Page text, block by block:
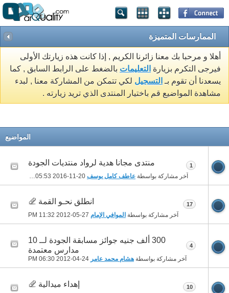
الممارسات المتميزة
أهلا و مرحبا بك معنا زائرنا الكريم , إذا كانت هذه زيارتك الأولى
فيرجى التكرم بزيارة التعليمات بالضغط على الرابط السابق , كما
يسعدنا أن تقوم بـ التسجيل لكي تتمكن من المشاركة معنا , لبدء
مشاهدة المواضيع قم باختيار المنتدى الذي تريد زيارته .
المواضيع
منتدى مجانا هدية لرواد منتديات الجودة
آخر مشاركة بواسطة عاطف كامل يوسف 05:53 PM
1
انطلق نحـو القمة
آخر مشاركة بواسطة الموافي الإمام 11:32 PM
17
300 ألف جنيه جوائز مسابقة الجودة لــ 10
مدارس معتمدة
آخر مشاركة بواسطة هشام محمد عامر 06:30 PM
4
إهداء ميدالية 10